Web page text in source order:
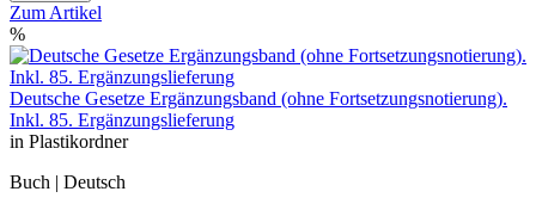
Zum Artikel
%
Deutsche Gesetze Ergänzungsband (ohne Fortsetzungsnotierung).
Inkl. 85. Ergänzungslieferung
in Plastikordner
Buch | Deutsch